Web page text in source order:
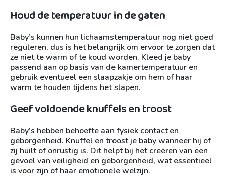
Houd de temperatuur in de gaten
Baby’s kunnen hun lichaamstemperatuur nog niet goed
reguleren, dus is het belangrijk om ervoor te zorgen dat
ze niet te warm of te koud worden. Kleed je baby
passend aan op basis van de kamertemperatuur en
gebruik eventueel een slaapzakje om hem of haar
warm te houden tijdens het slapen.
Geef voldoende knuffels en troost
Baby’s hebben behoefte aan fysiek contact en
geborgenheid. Knuffel en troost je baby wanneer hij of
zij huilt of onrustig is. Dit helpt bij het creëren van een
gevoel van veiligheid en geborgenheid, wat essentieel
is voor zijn of haar emotionele welzijn.